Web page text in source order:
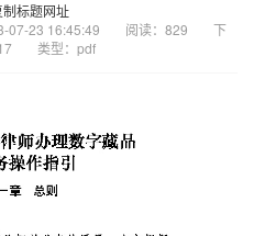
制标题网址
07-23 16:45:49 阅读：829
下
类型：pdf